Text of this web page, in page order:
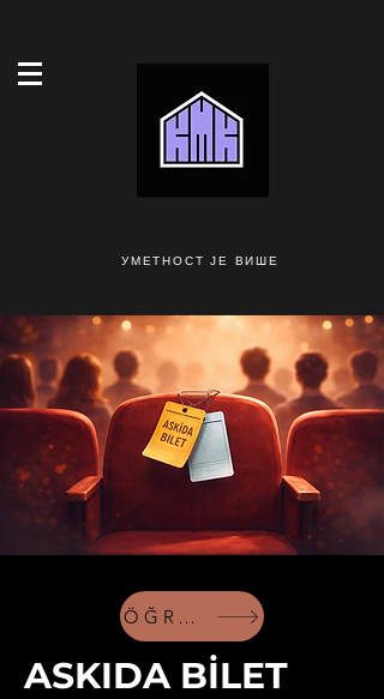
УМЕТНОСТ ЈЕ ВИШЕ
ÖĞRENCİ KATILIMI İÇİN
ASKIDA BİLET